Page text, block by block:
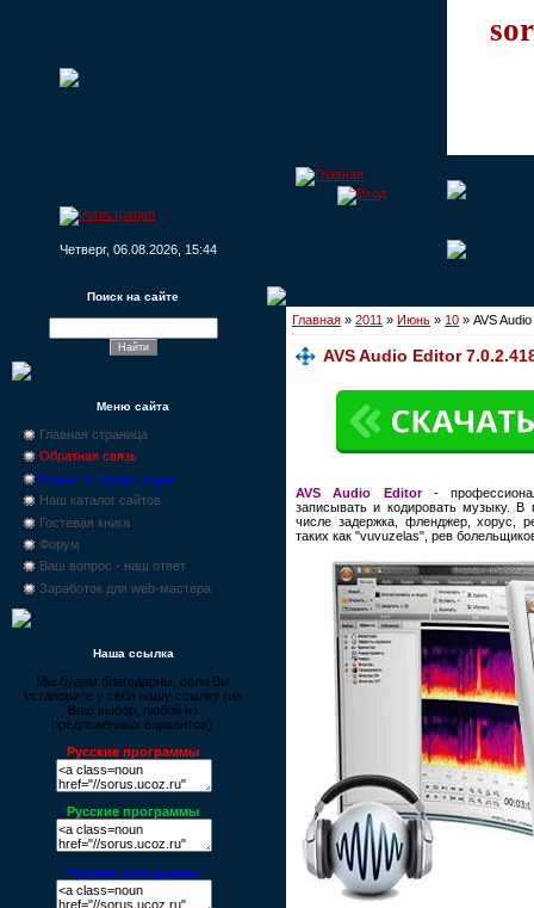
Четверг, 06.08.2026, 15:44
Поиск на сайте
Меню сайта
Главная страница
Обратная связь
Новости, промо-акции
Наш каталог сайтов
Гостевая книга
Форум
Ваш вопрос - наш ответ
Заработок для web-мастера
Наша ссылка
Мы будем благодарны, если Вы
установите у себя нашу ссылку (на
Ваш выбор, любой из
предложенных вариантов):
Русские программы
Русские программы
Русские программы
Главная » 2011 » Июнь » 10 » AVS
AVS Audio Editor
AVS Audio Editor-
записывать и кодировать музыку.
числе задержка, фленджер, хорус,
таких как "vuvuzelas", рев